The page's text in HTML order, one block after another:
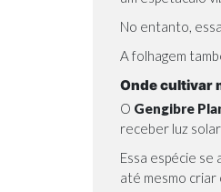
No entanto,
A folhagem
Onde cultivar
O Gengibre
receber luz
Essa espécie
até mesmo criar